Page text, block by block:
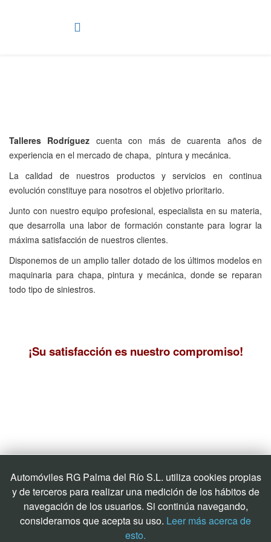
Talleres Rodríguez cuenta con más de cuarenta años de
experiencia en el mercado de chapa, pintura y mecánica.
La calidad de nuestros productos y servicios en continua
evolución constituye para nosotros el objetivo prioritario.
Junto con nuestro equipo profesional, especialista en su materia,
que desarrolla una labor de formación constante para lograr la
máxima satisfacción de nuestros clientes.
Disponemos de un amplio taller dotado de los últimos modelos en
maquinaria para chapa, pintura y mecánica, donde se reparan
todo tipo de siniestros.
¡Su satisfacción es nuestro compromiso!
Automóviles RG Palma del Río S.L. utiliza cookies propias
y de terceros para realizar una medición de los hábitos de
navegación de los usuarios. Si continúa navegando,
consideramos que acepta su uso. Leer más acerca de
esto.